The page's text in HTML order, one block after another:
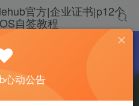
科技资讯
统 解决一长串安全漏
心动公告